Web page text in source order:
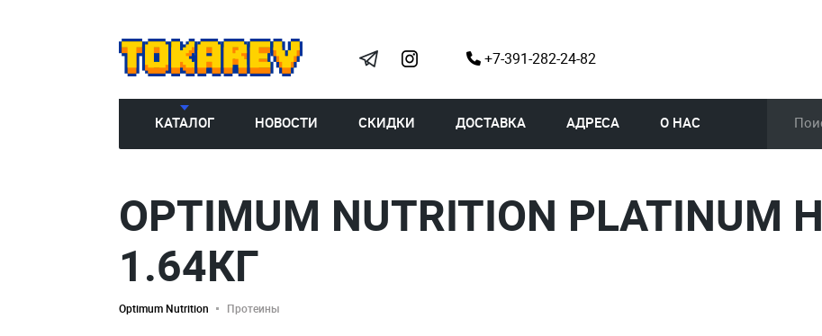
+7-391-282-24-82
КАТАЛОГ НОВОСТИ СКИДКИ ДОСТАВКА АДРЕСА О НАС
OPTIMUM NUTRITION PLATINUM
1.64КГ
Optimum Nutrition Протеины